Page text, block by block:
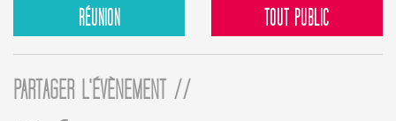
RÉUNION TOUT PUBLIC
PARTAGER L'ÉVÈNEMENT //